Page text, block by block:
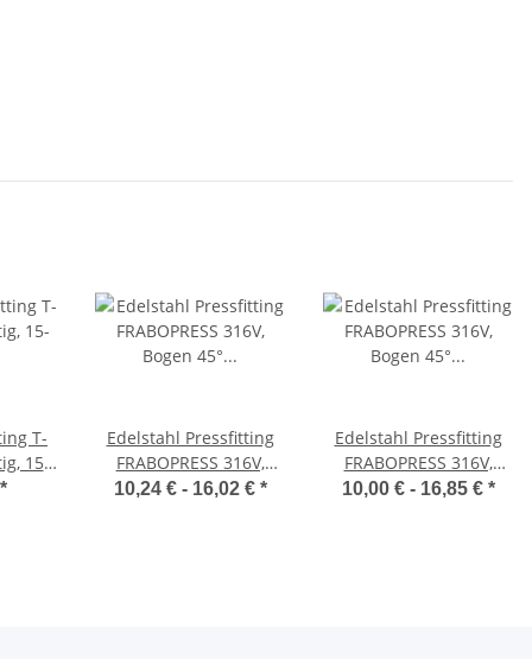
T-
15-
C-
*
Edelstahl Pressfitting
FRABOPRESS 316V,
Bogen 45° I/A, V-Kontur,
10,24 € - 16,02 € *
Edelstahl Pressfitting
FRABOPRESS 316V,
Bogen 45° I/I, V-Kontur,
10,00 € - 16,85 € *